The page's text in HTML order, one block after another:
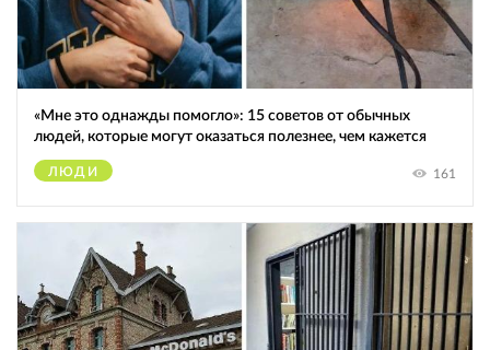
«Мне это однажды помогло»: 15 советов от обычных
людей, которые могут оказаться полезнее, чем кажется
ЛЮДИ 161